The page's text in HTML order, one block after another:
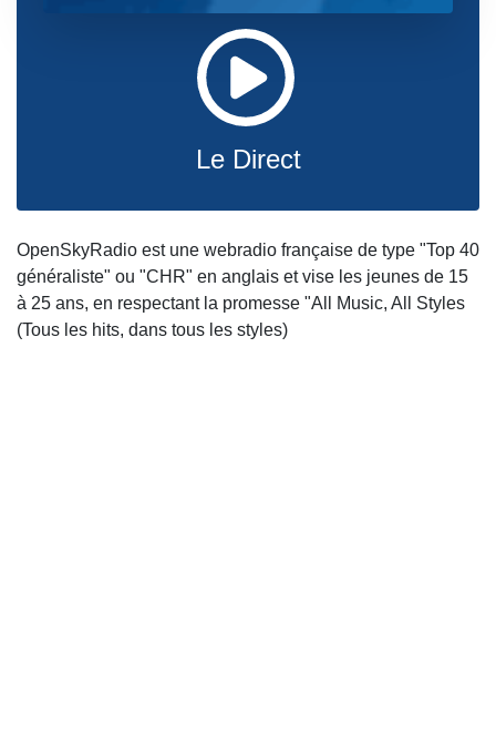
Le Direct
OpenSkyRadio est une webradio française de type "Top 40
généraliste" ou "CHR" en anglais et vise les jeunes de 15
à 25 ans, en respectant la promesse "All Music, All Styles
(Tous les hits, dans tous les styles)